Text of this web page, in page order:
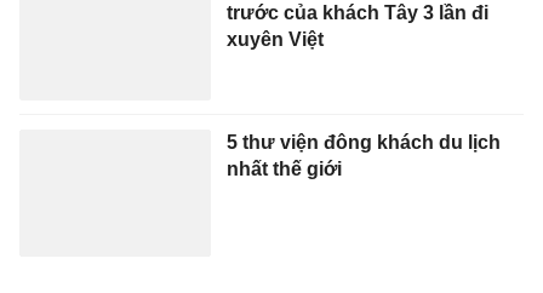
trước của khách Tây 3 lần đi
xuyên Việt
5 thư viện đông khách du lịch
nhất thế giới